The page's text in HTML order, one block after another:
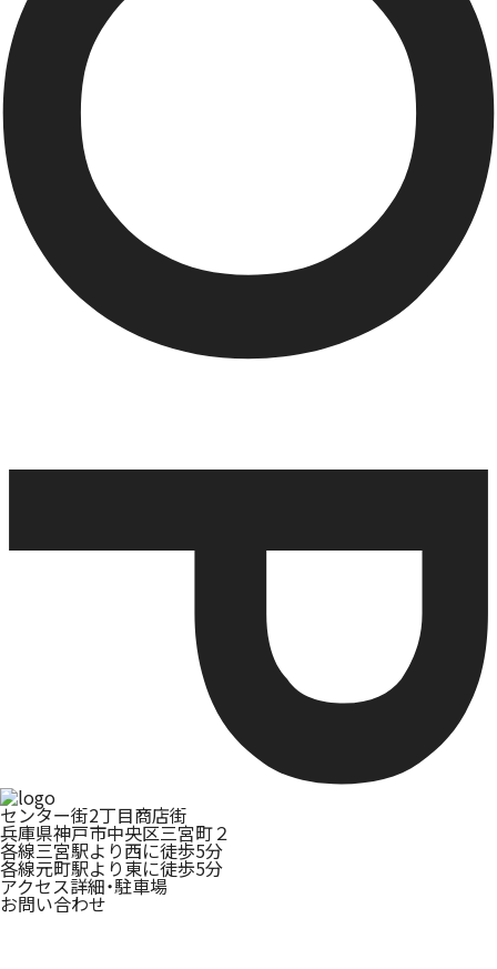
センター街2丁目商店街
兵庫県神戸市中央区三宮町２
各線三宮駅より西に徒歩5分
各線元町駅より東に徒歩5分
アクセス詳細・駐車場
お問い合わせ